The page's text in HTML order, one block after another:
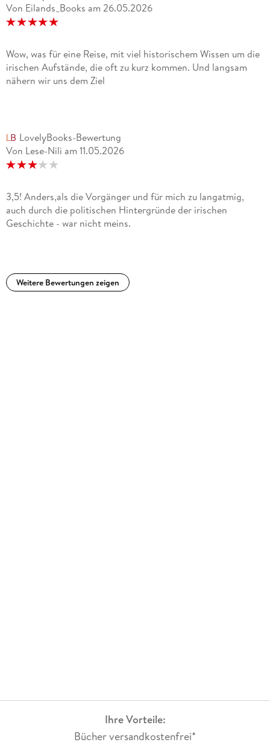
Von Eilands_Books am 26.05.2026
Wow, was für eine Reise, mit viel historischem Wissen um die
irischen Aufstände, die oft zu kurz kommen. Und langsam
nähern wir uns dem Ziel
LovelyBooks-Bewertung
Von Lese-Nili am 11.05.2026
3,5! Anders,als die Vorgänger und für mich zu langatmig,
auch durch die politischen Hintergründe der irischen
Geschichte - war nicht meins.
Weitere Bewertungen zeigen
Ihre Vorteile:
Bücher versandkostenfrei*